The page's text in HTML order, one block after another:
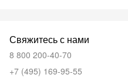
Свяжитесь с нами
8 800 200-40-70
+7 (495) 169-95-55